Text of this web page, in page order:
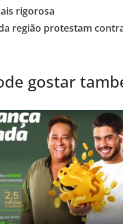
rigorosa
região protestam
gostar